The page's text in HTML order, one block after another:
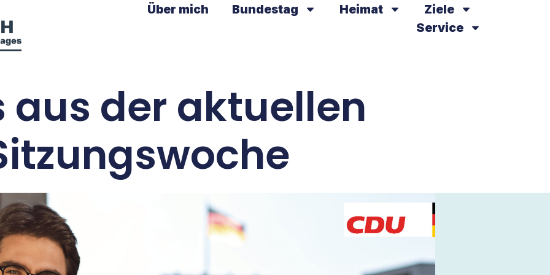
Über mich Bundestag Heimat
Ziele
Service
aus der aktuellen